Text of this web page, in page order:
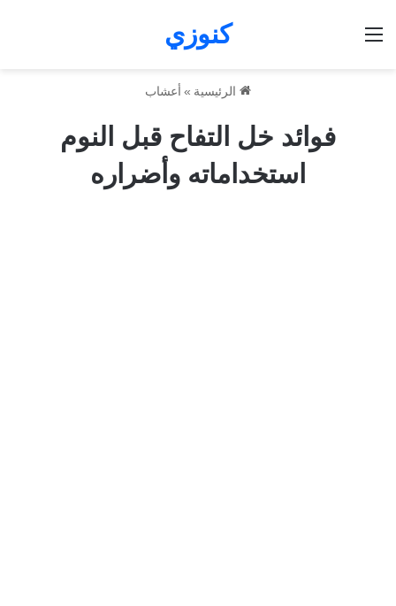
كنوزي
الرئيسية » أعشاب
فوائد خل التفاح قبل النوم
استخداماته وأضراره